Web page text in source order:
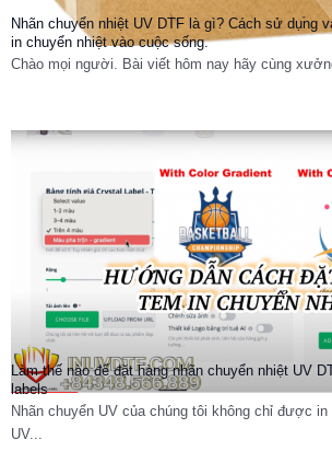
Nhãn chuyển nhiệt UV DTF là gì? Cách sử dụng
in chuyển nhiệt vào cuộc sống.
Chào mọi người. Bài viết hôm nay hãy cùng
Làm thế nào để đặt hàng nhãn chuyển nhiệt UV
labels
Nhãn chuyển UV của chúng tôi không chỉ được in
UV...